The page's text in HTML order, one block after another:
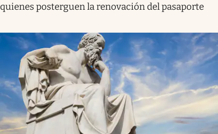
quienes posterguen la renovación del pasaporte